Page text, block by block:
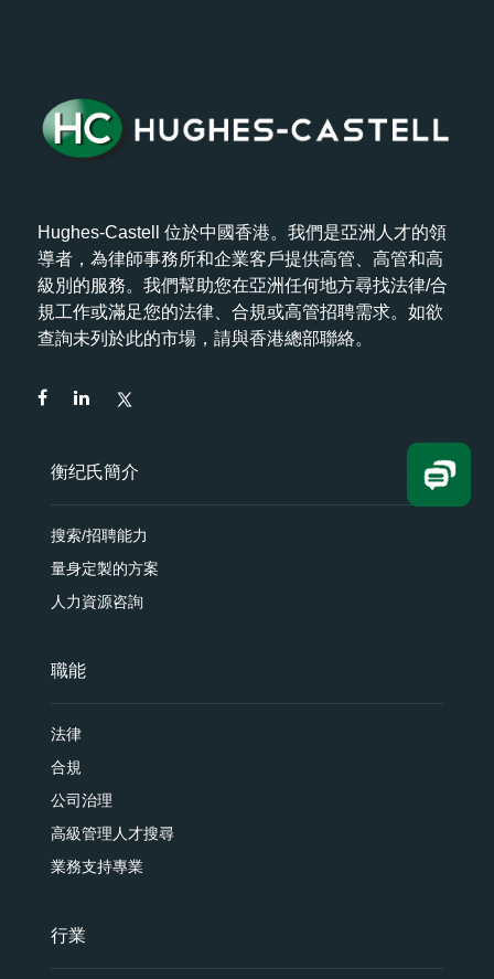
Hughes-Castell 位於中國香港。我們是亞洲人才的領
導者，為律師事務所和企業客戶提供高管、高管和高
級別的服務。我們幫助您在亞洲任何地方尋找法律/合
規工作或滿足您的法律、合規或高管招聘需求。如欲
查詢未列於此的市場，請與香港總部聯絡。
衡纪氏簡介
搜索/招聘能力
量身定製的方案
人力資源咨詢
職能
法律
合規
公司治理
高級管理人才搜尋
業務支持專業
行業